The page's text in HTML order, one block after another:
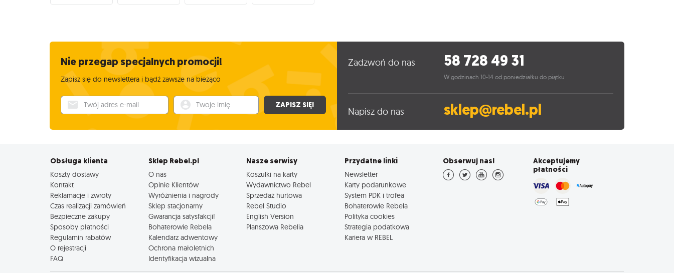
Nie przegap specjalnych promocji!
Zapisz się do newslettera i bądź zawsze na bieżąco
Twój adres e-mail Twoje imię ZAPISZ SIĘ!
Zadzwoń do nas 58 728 49 31
W godzinach 10-14 od poniedziałku do piątku
Napisz do nas sklep@rebel.pl
Obsługa klienta
Koszty dostawy
Kontakt
Reklamacje i zwroty
Czas realizacji zamówień
Bezpieczne zakupy
Sposoby płatności
Regulamin rabatów
O rejestracji
FAQ
Sklep Rebel.pl
O nas
Opinie Klientów
Wyróżnienia i nagrody
Sklep stacjonarny
Gwarancja satysfakcji!
Bohaterowie Rebela
Kalendarz adwentowy
Ochrona małoletnich
Identyfikacja wizualna
Nasze serwisy
Koszulki na karty
Wydawnictwo Rebel
Sprzedaż hurtowa
Rebel Studio
English Version
Planszowa Rebelia
Przydatne linki
Newsletter
Karty podarunkowe
System PDK i trofea
Bohaterowie Rebela
Polityka cookies
Strategia podatkowa
Kariera w REBEL
Obserwuj nas!
Akceptujemy
płatności